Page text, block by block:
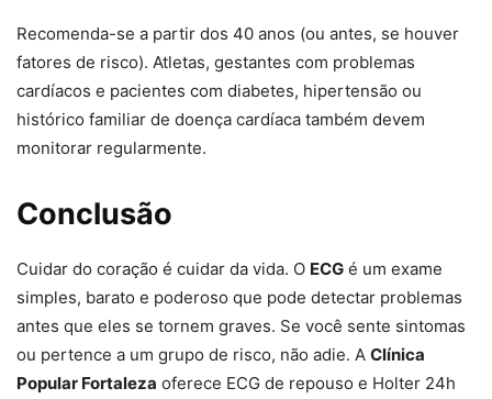
Recomenda-se a partir dos 40 anos (ou antes, se houver
fatores de risco). Atletas, gestantes com problemas
cardíacos e pacientes com diabetes, hipertensão ou
histórico familiar de doença cardíaca também devem
monitorar regularmente.
Conclusão
Cuidar do coração é cuidar da vida. O ECG é um exame
simples, barato e poderoso que pode detectar problemas
antes que eles se tornem graves. Se você sente sintomas
ou pertence a um grupo de risco, não adie. A Clínica
Popular Fortaleza oferece ECG de repouso e Holter 24h